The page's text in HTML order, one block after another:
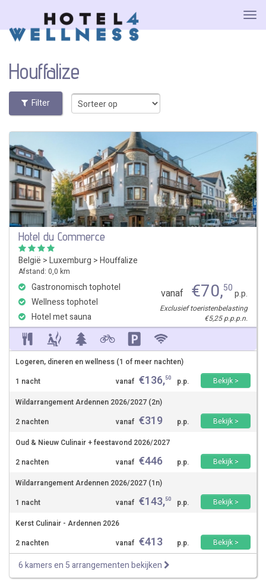
Houffalize
Filter
Hotel du Commerce
België >Luxemburg >Houffalize
Afstand: 0,0 km
Gastronomisch tophotel
Wellness tophotel
Hotel met sauna
vanaf €70,50p.p.
Exclusief toeristenbelasting
€5,25 p.p.p.n.
Logeren, dineren en wellness (1 of meer nachten)
1 nacht
vanaf €136,50 p.p.
Bekijk >
Wildarrangement Ardennen 2026/2027 (2n)
2 nachten
vanaf €319 p.p.
Bekijk >
Oud & Nieuw Culinair + feestavond 2026/2027
2 nachten
vanaf €446 p.p.
Bekijk >
Wildarrangement Ardennen 2026/2027 (1n)
1 nacht
vanaf €143,50 p.p.
Bekijk >
Kerst Culinair - Ardennen 2026
2 nachten
vanaf €413 p.p. Bekijk >
6 kamers en 5 arrangementen bekijken